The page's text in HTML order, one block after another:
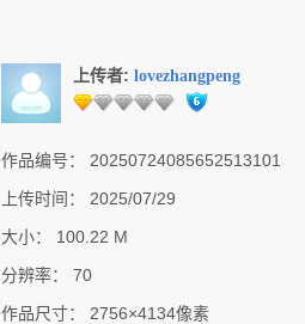
上传者: lovezhangpeng
作品编号：
20250724085652513101
上传时间：
2025/07/29
大小：
100.22 M
分辨率：
70
作品尺寸：
2756×4134像素